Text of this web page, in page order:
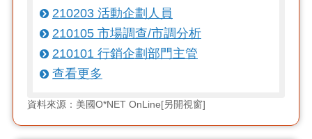
210203 活動企劃人員
210105 市場調查/市調分析
210101 行銷企劃部門主管
查看更多
資料來源：美國O*NET OnLine[另開視窗]